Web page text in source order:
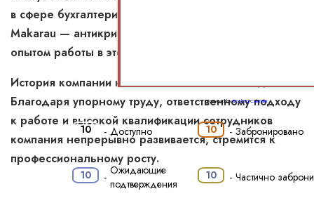
в сфере бухгалтерии и аутсорсинга, а также Aliaksei
Makarau — антикризисным управляющим с 11-летним
опытом работы в этой сфере.
История компании начинает отсчет с 2018 года.
Благодаря упорному труду, ответственному подходу
к работе и высокой квалификации сотрудников
компания непрерывно развивается, стремится к
профессиональному росту.
Powered byBooking Calendar
10 - Доступно 10 - Забронировано
10 - Ожидающие
подтверждения
·
10 - Частично